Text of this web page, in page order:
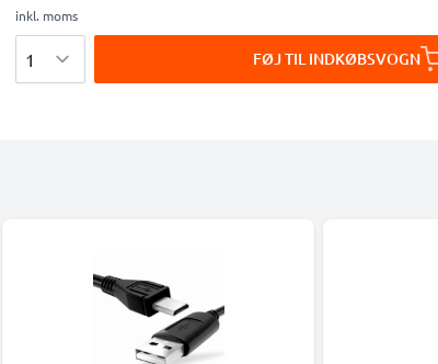
inkl. moms
FØJ TIL INDKØBSVOGN